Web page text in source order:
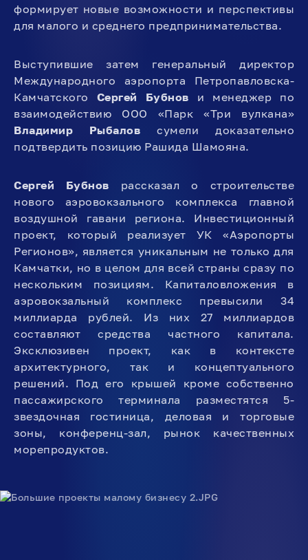
формирует новые возможности и перспективы
для малого и среднего предпринимательства.
Выступившие затем генеральный директор
Международного аэропорта Петропавловска-
Камчатского Сергей Бубнов и менеджер по
взаимодействию ООО «Парк «Три вулкана»
Владимир Рыбалов сумели доказательно
подтвердить позицию Рашида Шамояна.
Сергей Бубнов рассказал о строительстве
нового аэровокзального комплекса главной
воздушной гавани региона. Инвестиционный
проект, который реализует УК «Аэропорты
Регионов», является уникальным не только для
Камчатки, но в целом для всей страны сразу по
нескольким позициям. Капиталовложения в
аэровокзальный комплекс превысили 34
миллиарда рублей. Из них 27 миллиардов
составляют средства частного капитала.
Эксклюзивен проект, как в контексте
архитектурного, так и концептуального
решений. Под его крышей кроме собственно
пассажирского терминала разместятся 5-
звездочная гостиница, деловая и торговые
зоны, конференц-зал, рынок качественных
морепродуктов.